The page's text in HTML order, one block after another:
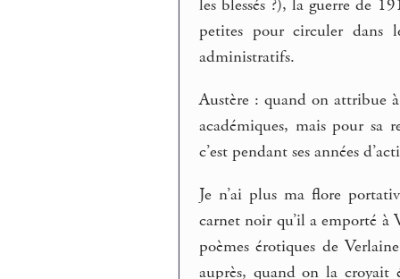
les blessés ?), la guerre de
petites pour circuler dans
administratifs.
Austère : quand on attribue
académiques, mais pour sa
c’est pendant ses années
Je n’ai plus ma flore
carnet noir qu’il a emporté à
poèmes érotiques de
auprès, quand on la